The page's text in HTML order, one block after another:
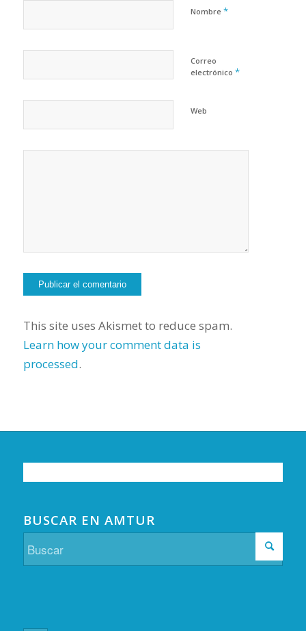
Nombre *
Correo
electrónico *
Web
This site uses Akismet to reduce spam.
Learn how your comment data is
processed.
BUSCAR EN AMTUR